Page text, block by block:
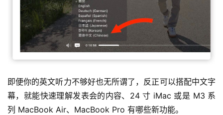
即便你的英文听力不够好也无所谓了，反正可以搭配中文字
幕，就能快速理解发表会的内容、24 寸 iMac 或是 M3 系
列 MacBook Air、MacBook Pro 有哪些新功能。